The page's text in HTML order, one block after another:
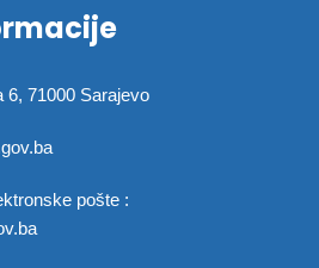
6, 71000 Sarajevo
pošte :